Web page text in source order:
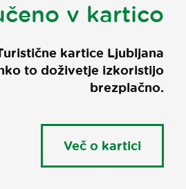
v kartico
kartice Ljubljana
to doživetje izkoristijo
brezplačno.
Več o kartici